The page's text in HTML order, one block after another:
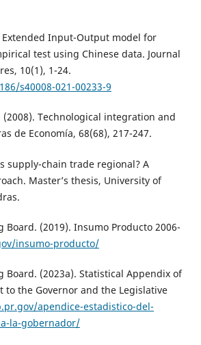
Extended Input-Output model for
test using Chinese data. Journal
10(1), 1-24.
s40008-021-00233-9
(2008). Technological integration and
de Economía, 68(68), 217-247.
supply-chain trade regional? A
Master’s thesis, University of
Board. (2019). Insumo Producto 2006-
insumo-producto/
Board. (2023a). Statistical Appendix of
to the Governor and the Legislative
apendice-estadistico-del-
la-gobernador/